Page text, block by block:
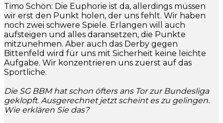
Timo Schön: Die Euphorie ist da, allerdings müssen
wir erst den Punkt holen, der uns fehlt. Wir haben
noch zwei schwere Spiele. Erlangen will auch
aufsteigen und alles daransetzen, die Punkte
mitzunehmen. Aber auch das Derby gegen
Bittenfeld wird für uns mit Sicherheit keine leichte
Aufgabe. Wir konzentrieren uns zuerst auf das
Sportliche.
Die SG BBM hat schon öfters ans Tor zur Bundesliga
geklopft. Ausgerechnet jetzt scheint es zu gelingen.
Wie erklären Sie das?